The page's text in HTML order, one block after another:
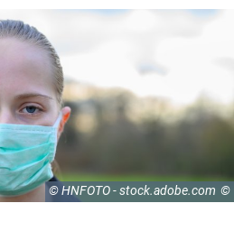
© HNFOTO - stock.adobe.com